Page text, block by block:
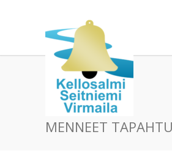
MENNEET